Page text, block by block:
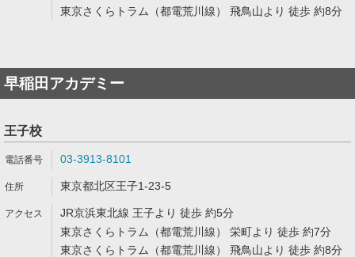
東京さくらトラム（都電荒川線） 飛鳥山より 徒歩 約8分
早稲田アカデミー
王子校
03-3913-8101
東京都北区王子1-23-5
JR京浜東北線 王子より 徒歩 約5分
東京さくらトラム（都電荒川線） 栄町より 徒歩 約7分
東京さくらトラム（都電荒川線） 飛鳥山より 徒歩 約8分